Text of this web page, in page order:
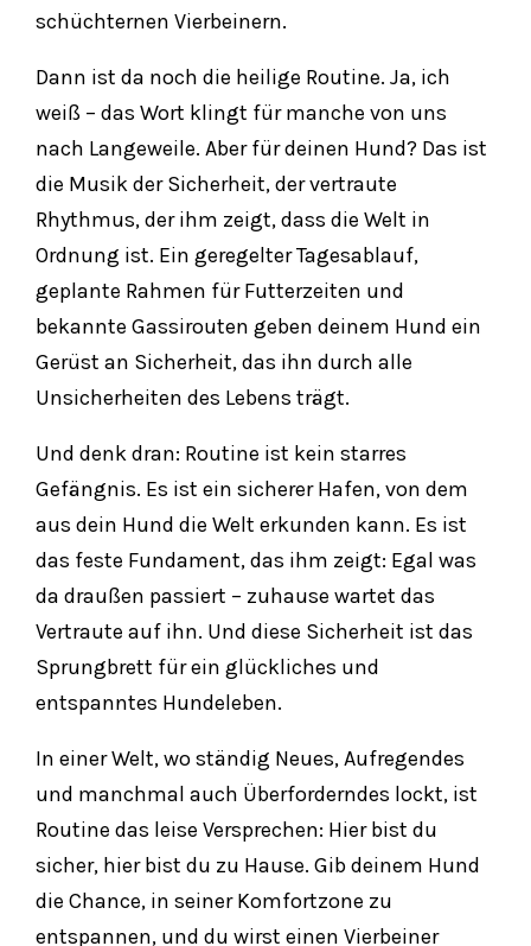
schüchternen Vierbeinern.
Dann ist da noch die heilige Routine. Ja, ich
weiß – das Wort klingt für manche von uns
nach Langeweile. Aber für deinen Hund? Das ist
die Musik der Sicherheit, der vertraute
Rhythmus, der ihm zeigt, dass die Welt in
Ordnung ist. Ein geregelter Tagesablauf,
geplante Rahmen für Futterzeiten und
bekannte Gassirouten geben deinem Hund ein
Gerüst an Sicherheit, das ihn durch alle
Unsicherheiten des Lebens trägt.
Und denk dran: Routine ist kein starres
Gefängnis. Es ist ein sicherer Hafen, von dem
aus dein Hund die Welt erkunden kann. Es ist
das feste Fundament, das ihm zeigt: Egal was
da draußen passiert – zuhause wartet das
Vertraute auf ihn. Und diese Sicherheit ist das
Sprungbrett für ein glückliches und
entspanntes Hundeleben.
In einer Welt, wo ständig Neues, Aufregendes
und manchmal auch Überforderndes lockt, ist
Routine das leise Versprechen: Hier bist du
sicher, hier bist du zu Hause. Gib deinem Hund
die Chance, in seiner Komfortzone zu
entspannen, und du wirst einen Vierbeiner